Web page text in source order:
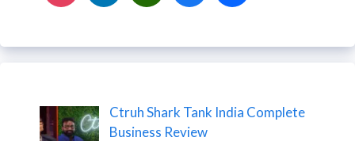
Ctruh Shark Tank India Complete
Business Review